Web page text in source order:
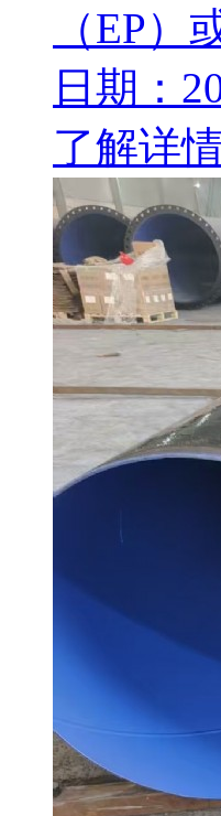
（EP
日期：
了解详